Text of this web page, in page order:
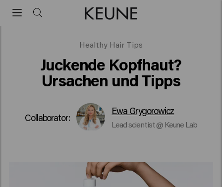
Healthy Hair Tips
Juckende Kopfhaut?
Ursachen und Tipps
Collaborator:
Ewa Grygorowicz
Lead scientist @ Keune Lab